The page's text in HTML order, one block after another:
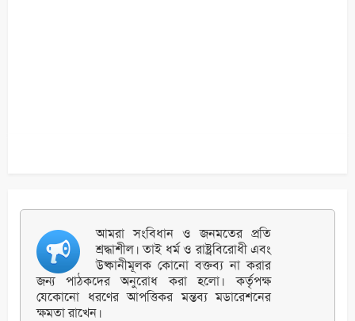
আমরা সংবিধান ও জনমতের প্রতি
শ্রদ্ধাশীল। তাই ধর্ম ও রাষ্ট্রবিরোধী এবং
উষ্কানীমূলক কোনো বক্তব্য না করার
জন্য পাঠকদের অনুরোধ করা হলো। কর্তৃপক্ষ
যেকোনো ধরণের আপত্তিকর মন্তব্য মডারেশনের
ক্ষমতা রাখেন।